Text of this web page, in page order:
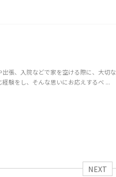
張、入院などで家を空ける際に、大切な
験をし、そんな思いにお応えするべ ...
NEXT